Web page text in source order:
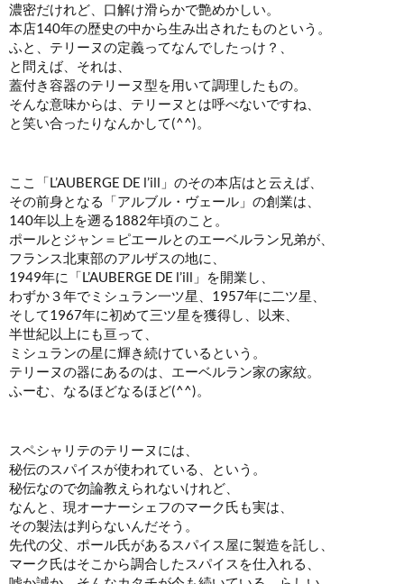
濃密だけれど、口解け滑らかで艶めかしい。
本店140年の歴史の中から生み出されたものという。
ふと、テリーヌの定義ってなんでしたっけ？、
と問えば、それは、
蓋付き容器のテリーヌ型を用いて調理したもの。
そんな意味からは、テリーヌとは呼べないですね、
と笑い合ったりなんかして(^^)。
ここ「L’AUBERGE DE l’ill」のその本店はと云えば、
その前身となる「アルブル・ヴェール」の創業は、
140年以上を遡る1882年頃のこと。
ポールとジャン＝ピエールとのエーベルラン兄弟が、
フランス北東部のアルザスの地に、
1949年に「L’AUBERGE DE l’ill」を開業し、
わずか３年でミシュラン一ツ星、1957年に二ツ星、
そして1967年に初めて三ツ星を獲得し、以来、
半世紀以上にも亘って、
ミシュランの星に輝き続けているという。
テリーヌの器にあるのは、エーベルラン家の家紋。
ふーむ、なるほどなるほど(^^)。
スペシャリテのテリーヌには、
秘伝のスパイスが使われている、という。
秘伝なので勿論教えられないけれど、
なんと、現オーナーシェフのマーク氏も実は、
その製法は判らないんだそう。
先代の父、ポール氏があるスパイス屋に製造を託し、
マーク氏はそこから調合したスパイスを仕入れる、